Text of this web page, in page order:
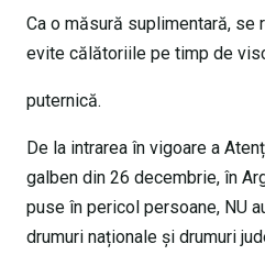
Ca o măsură suplimentară, se
evite călătoriile pe timp de
puternică.
De la intrarea în vigoare a
galben din 26 decembrie, în
puse în pericol persoane, NU
drumuri naționale și drumuri